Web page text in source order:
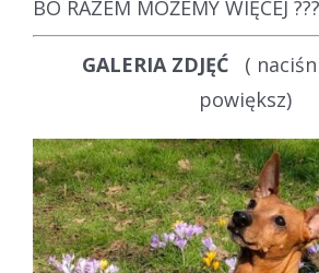
BO RAZEM MOŻEMY WIĘCEJ ???
GALERIA ZDJĘĆ
(
powiększ)